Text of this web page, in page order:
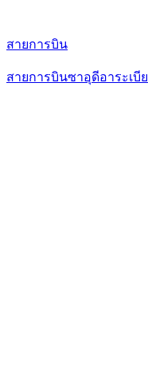
สายการบิน
สายการบินซาอุดีอาระเบีย